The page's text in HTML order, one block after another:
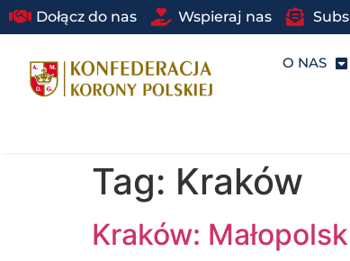
Dołącz do nas Wspieraj nas
O NAS
Tag: Kraków
Kraków: